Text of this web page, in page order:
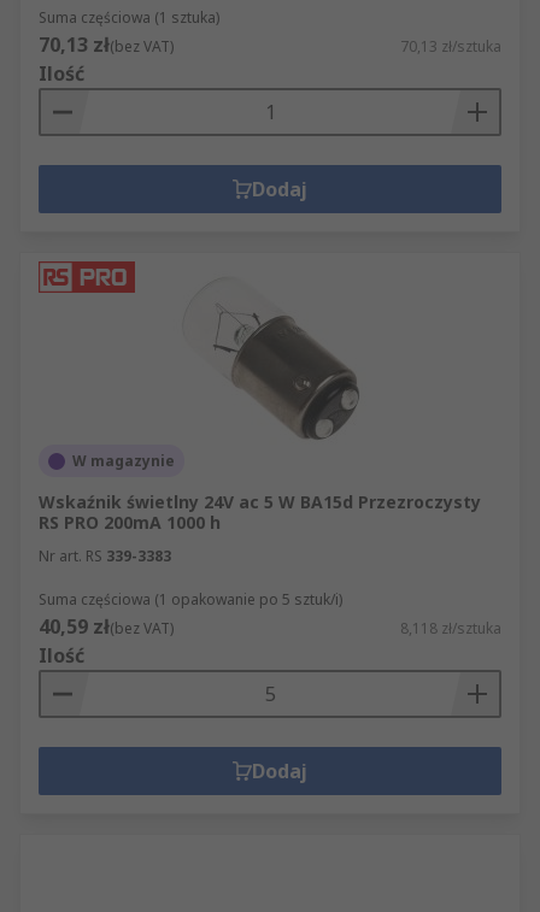
Suma częściowa (1 sztuka)
70,13 zł(bez VAT) 70,13 zł/sztuka
Ilość
Dodaj
W magazynie
Wskaźnik świetlny 24V ac 5 W BA15d Przezroczysty
RS PRO 200mA 1000 h
Nr art. RS 339-3383
Suma częściowa (1 opakowanie po 5 sztuk/i)
40,59 zł(bez VAT) 8,118 zł/sztuka
Ilość
Dodaj